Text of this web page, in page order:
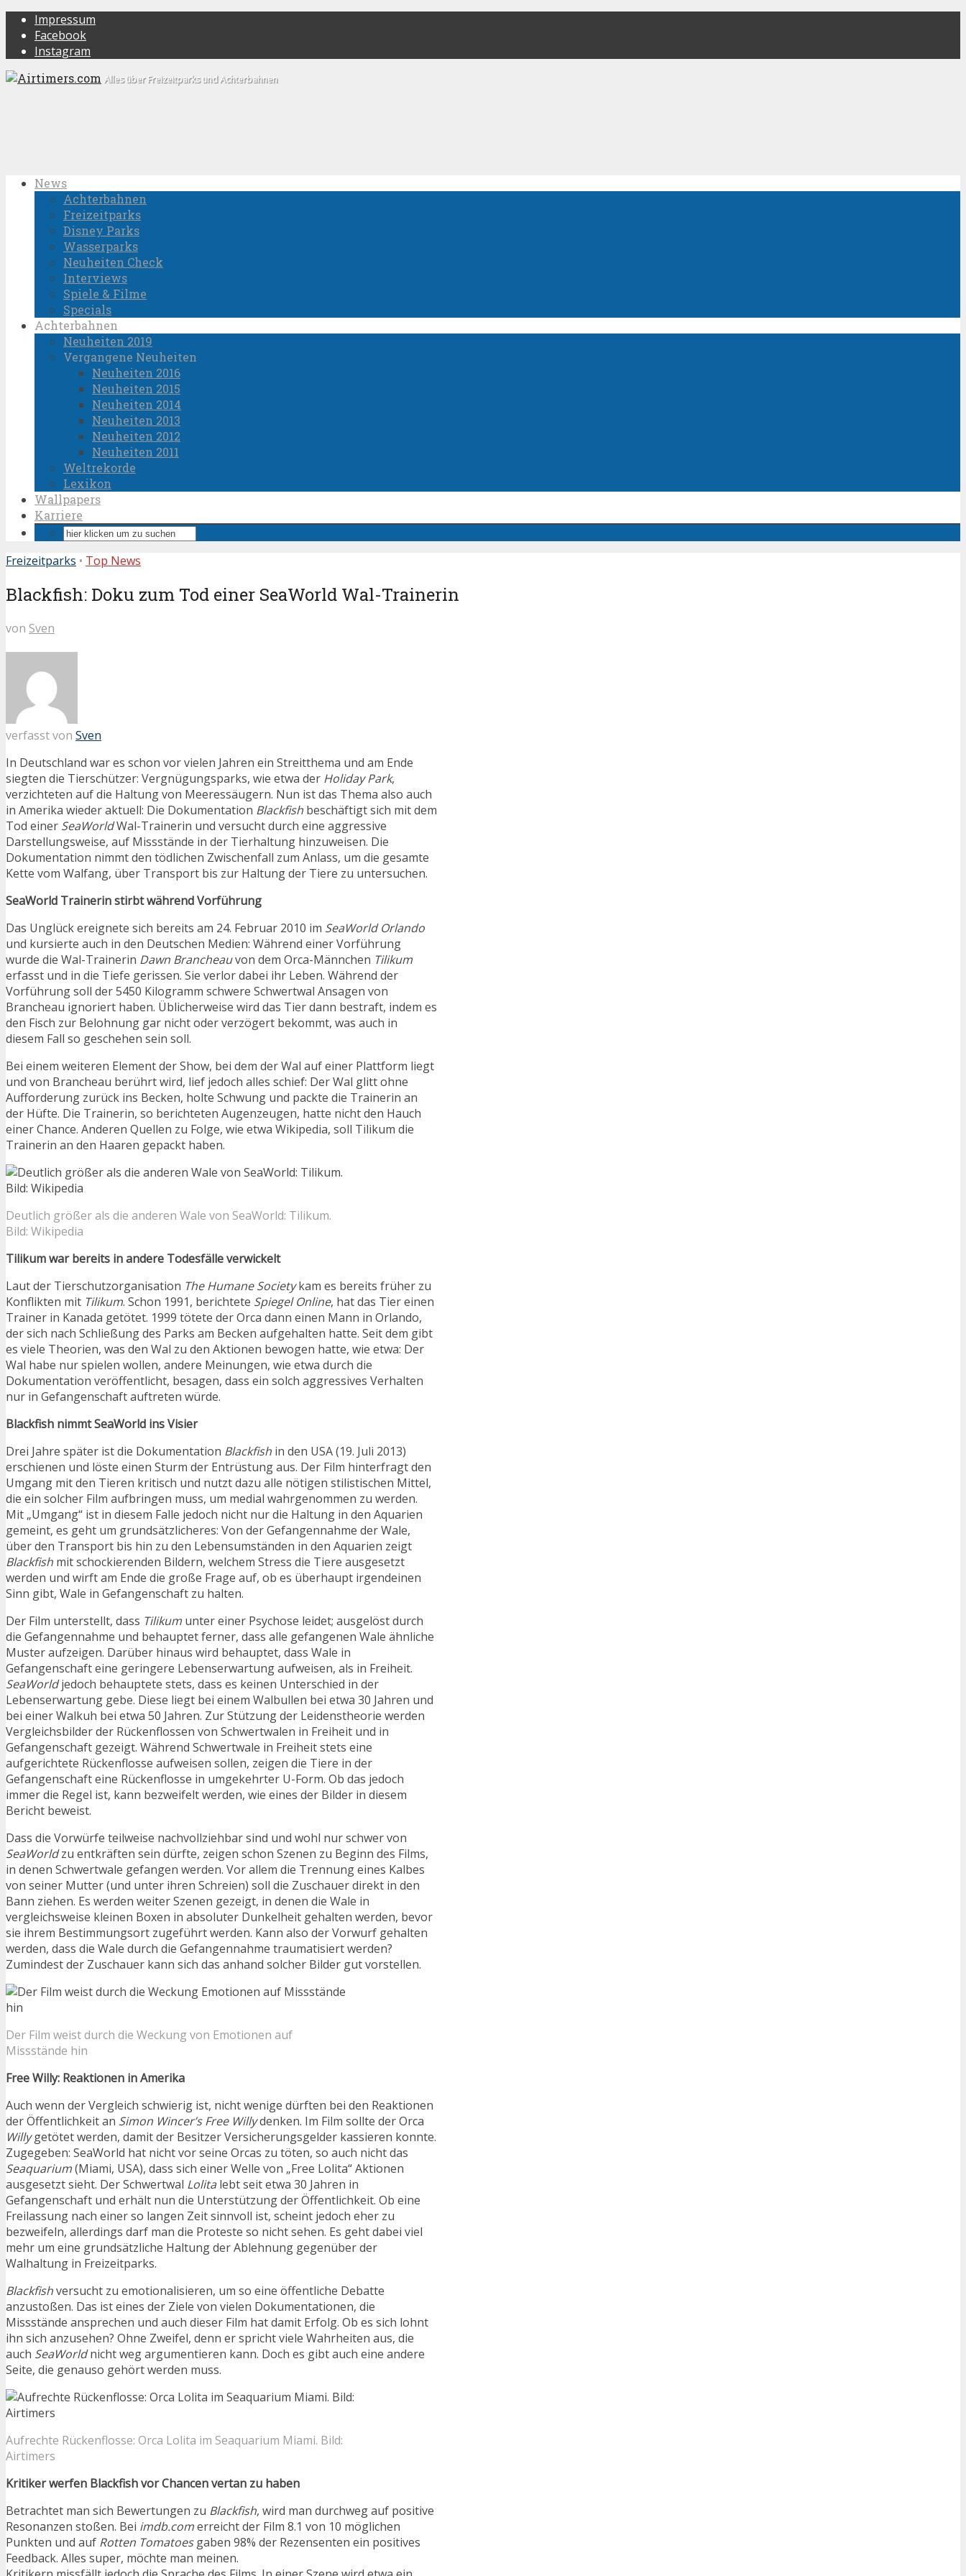
Impressum
Facebook
Instagram
Alles über Freizeitparks und Achterbahnen
News
Achterbahnen
Freizeitparks
Disney Parks
Wasserparks
Neuheiten Check
Interviews
Spiele & Filme
Specials
Achterbahnen
Neuheiten 2019
Vergangene Neuheiten
Neuheiten 2016
Neuheiten 2015
Neuheiten 2014
Neuheiten 2013
Neuheiten 2012
Neuheiten 2011
Weltrekorde
Lexikon
Wallpapers
Karriere
Freizeitparks • Top News
Blackfish: Doku zum Tod einer SeaWorld Wal-Trainerin
von Sven
verfasst von Sven
In Deutschland war es schon vor vielen Jahren ein Streitthema und am Ende
siegten die Tierschützer: Vergnügungsparks, wie etwa der Holiday Park,
verzichteten auf die Haltung von Meeressäugern. Nun ist das Thema also auch
in Amerika wieder aktuell: Die Dokumentation Blackfish beschäftigt sich mit dem
Tod einer SeaWorldWal-Trainerin und versucht durch eine aggressive
Darstellungsweise, auf Missstände in der Tierhaltung hinzuweisen. Die
Dokumentation nimmt den tödlichen Zwischenfall zum Anlass, um die gesamte
Kette vom Walfang, über Transport bis zur Haltung der Tiere zu untersuchen.
SeaWorld Trainerin stirbt während Vorführung
Das Unglück ereignete sich bereits am 24. Februar 2010 im SeaWorld Orlando
und kursierte auch in den Deutschen Medien: Während einer Vorführung
wurde die Wal-Trainerin Dawn Brancheauvon dem Orca-Männchen Tilikum
erfasst und in die Tiefe gerissen. Sie verlor dabei ihr Leben. Während der
Vorführung soll der 5450 Kilogramm schwere Schwertwal Ansagen von
Brancheau ignoriert haben. Üblicherweise wird das Tier dann bestraft, indem es
den Fisch zur Belohnung gar nicht oder verzögert bekommt, was auch in
diesem Fall so geschehen sein soll.
Bei einem weiteren Element der Show, bei dem der Wal auf einer Plattform liegt
und von Brancheau berührt wird, lief jedoch alles schief: Der Wal glitt ohne
Aufforderung zurück ins Becken, holte Schwung und packte die Trainerin an
der Hüfte. Die Trainerin, so berichteten Augenzeugen, hatte nicht den Hauch
einer Chance. Anderen Quellen zu Folge, wie etwa Wikipedia, soll Tilikum die
Trainerin an den Haaren gepackt haben.
Deutlich größer als die anderen Wale von SeaWorld: Tilikum.
Bild: Wikipedia
Tilikum war bereits in andere Todesfälle verwickelt
Laut der Tierschutzorganisation The Humane Societykam es bereits früher zu
Konflikten mit Tilikum. Schon 1991, berichtete Spiegel Online, hat das Tier einen
Trainer in Kanada getötet. 1999 tötete der Orca dann einen Mann in Orlando,
der sich nach Schließung des Parks am Becken aufgehalten hatte. Seit dem gibt
es viele Theorien, was den Wal zu den Aktionen bewogen hatte, wie etwa: Der
Wal habe nur spielen wollen, andere Meinungen, wie etwa durch die
Dokumentation veröffentlicht, besagen, dass ein solch aggressives Verhalten
nur in Gefangenschaft auftreten würde.
Blackfish nimmt SeaWorld ins Visier
Drei Jahre später ist die Dokumentation Blackfish in den USA (19. Juli 2013)
erschienen und löste einen Sturm der Entrüstung aus. Der Film hinterfragt den
Umgang mit den Tieren kritisch und nutzt dazu alle nötigen stilistischen Mittel,
die ein solcher Film aufbringen muss, um medial wahrgenommen zu werden.
Mit „Umgang“ ist in diesem Falle jedoch nicht nur die Haltung in den Aquarien
gemeint, es geht um grundsätzlicheres: Von der Gefangennahme der Wale,
über den Transport bis hin zu den Lebensumständen in den Aquarien zeigt
Blackfish mit schockierenden Bildern, welchem Stress die Tiere ausgesetzt
werden und wirft am Ende die große Frage auf, ob es überhaupt irgendeinen
Sinn gibt, Wale in Gefangenschaft zu halten.
Der Film unterstellt, dass Tilikum unter einer Psychose leidet; ausgelöst durch
die Gefangennahme und behauptet ferner, dass alle gefangenen Wale ähnliche
Muster aufzeigen. Darüber hinaus wird behauptet, dass Wale in
Gefangenschaft eine geringere Lebenserwartung aufweisen, als in Freiheit.
SeaWorldjedoch behauptete stets, dass es keinen Unterschied in der
Lebenserwartung gebe. Diese liegt bei einem Walbullen bei etwa 30 Jahren und
bei einer Walkuh bei etwa 50 Jahren. Zur Stützung der Leidenstheorie werden
Vergleichsbilder der Rückenflossen von Schwertwalen in Freiheit und in
Gefangenschaft gezeigt. Während Schwertwale in Freiheit stets eine
aufgerichtete Rückenflosse aufweisen sollen, zeigen die Tiere in der
Gefangenschaft eine Rückenflosse in umgekehrter U-Form. Ob das jedoch
immer die Regel ist, kann bezweifelt werden, wie eines der Bilder in diesem
Bericht beweist.
Dass die Vorwürfe teilweise nachvollziehbar sind und wohl nur schwer von
SeaWorldzu entkräften sein dürfte, zeigen schon Szenen zu Beginn des Films,
in denen Schwertwale gefangen werden. Vor allem die Trennung eines Kalbes
von seiner Mutter (und unter ihren Schreien) soll die Zuschauer direkt in den
Bann ziehen. Es werden weiter Szenen gezeigt, in denen die Wale in
vergleichsweise kleinen Boxen in absoluter Dunkelheit gehalten werden, bevor
sie ihrem Bestimmungsort zugeführt werden. Kann also der Vorwurf gehalten
werden, dass die Wale durch die Gefangennahme traumatisiert werden?
Zumindest der Zuschauer kann sich das anhand solcher Bilder gut vorstellen.
Der Film weist durch die Weckung von Emotionen auf
Missstände hin
Free Willy: Reaktionen in Amerika
Auch wenn der Vergleich schwierig ist, nicht wenige dürften bei den Reaktionen
der Öffentlichkeit an Simon Wincer’s Free Willydenken. Im Film sollte der Orca
Willygetötet werden, damit der Besitzer Versicherungsgelder kassieren konnte.
Zugegeben: SeaWorld hat nicht vor seine Orcas zu töten, so auch nicht das
Seaquarium(Miami, USA), dass sich einer Welle von „Free Lolita“ Aktionen
ausgesetzt sieht. Der Schwertwal Lolita lebt seit etwa 30 Jahren in
Gefangenschaft und erhält nun die Unterstützung der Öffentlichkeit. Ob eine
Freilassung nach einer so langen Zeit sinnvoll ist, scheint jedoch eher zu
bezweifeln, allerdings darf man die Proteste so nicht sehen. Es geht dabei viel
mehr um eine grundsätzliche Haltung der Ablehnung gegenüber der
Walhaltung in Freizeitparks.
Blackfishversucht zu emotionalisieren, um so eine öffentliche Debatte
anzustoßen. Das ist eines der Ziele von vielen Dokumentationen, die
Missstände ansprechen und auch dieser Film hat damit Erfolg. Ob es sich lohnt
ihn sich anzusehen? Ohne Zweifel, denn er spricht viele Wahrheiten aus, die
auch SeaWorldnicht weg argumentieren kann. Doch es gibt auch eine andere
Seite, die genauso gehört werden muss.
Aufrechte Rückenflosse: Orca Lolita im Seaquarium Miami. Bild:
Airtimers
Kritiker werfen Blackfish vor Chancen vertan zu haben
Betrachtet man sich Bewertungen zu Blackfish, wird man durchweg auf positive
Resonanzen stoßen. Bei imdb.comerreicht der Film 8.1 von 10 möglichen
Punkten und auf Rotten Tomatoesgaben 98% der Rezensenten ein positives
Feedback. Alles super, möchte man meinen.